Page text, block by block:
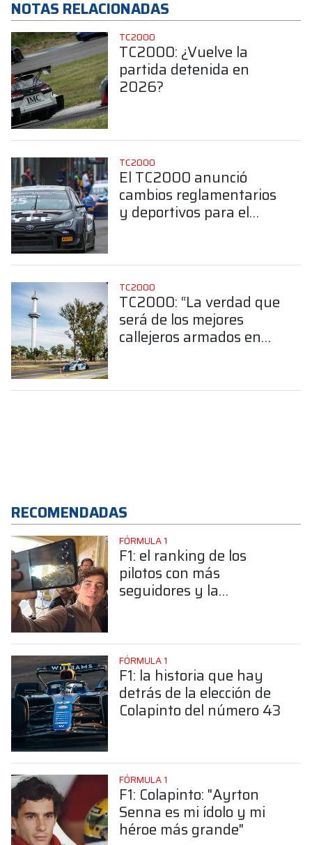
NOTAS RELACIONADAS
TC2000
TC2000: ¿Vuelve la
partida detenida en
2026?
TC2000
El TC2000 anunció
cambios reglamentarios
y deportivos para el
TC2000
TC2000: “La verdad que
será de los mejores
callejeros armados en
RECOMENDADAS
FÓRMULA 1
F1: el ranking de los
pilotos con más
seguidores y la
FÓRMULA 1
F1: la historia que hay
detrás de la elección de
Colapinto del número 43
FÓRMULA 1
F1: Colapinto: "Ayrton
Senna es mi ídolo y mi
héroe más grande"